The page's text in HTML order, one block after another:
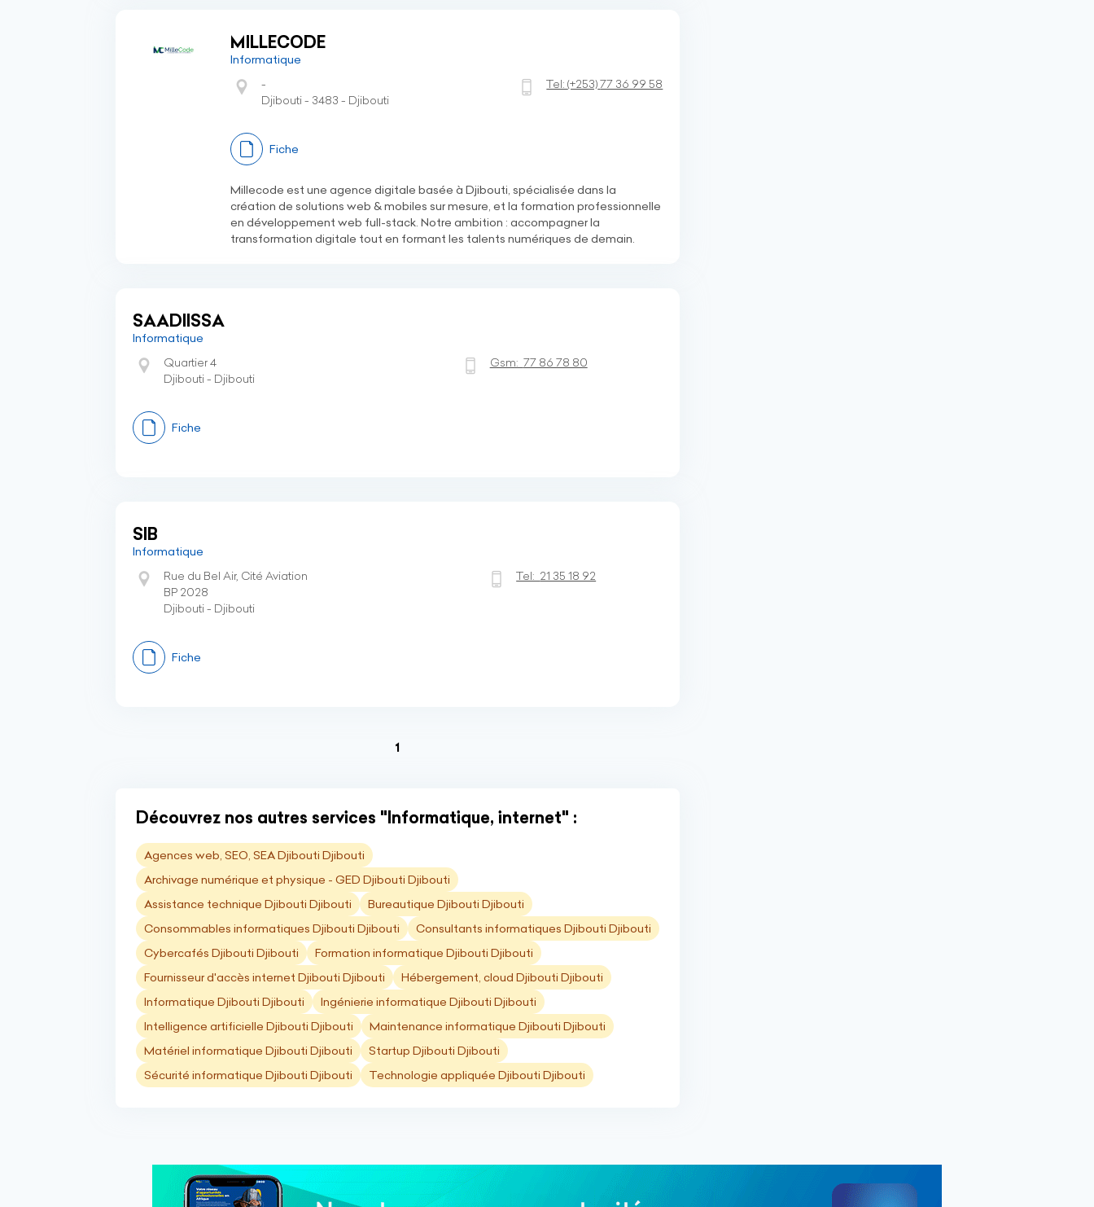
MILLECODE
Informatique
-
Djibouti - 3483 - Djibouti
Tel:(+253)77 36 99 58
Fiche
Millecode est une agence digitale basée à Djibouti, spécialisée dans la
création de solutions web & mobiles sur mesure, et la formation professionnelle
en développement web full-stack. Notre ambition : accompagner la
transformation digitale tout en formant les talents numériques de demain.
SAADIISSA
Informatique
Quartier 4
Djibouti - Djibouti
Gsm: 77 86 78 80
Fiche
SIB
Informatique
Rue du Bel Air, Cité Aviation
BP 2028
Djibouti - Djibouti
Tel: 21 35 18 92
Fiche
1(current)
Découvrez nos autres services "Informatique, internet" :
Agences web, SEO, SEA Djibouti Djibouti
Archivage numérique et physique - GED Djibouti Djibouti
Assistance technique Djibouti Djibouti
Bureautique Djibouti Djibouti
Consommables informatiques Djibouti Djibouti
Consultants informatiques Djibouti Djibouti
Cybercafés Djibouti Djibouti
Formation informatique Djibouti Djibouti
Fournisseur d'accès internet Djibouti Djibouti
Hébergement, cloud Djibouti Djibouti
Informatique Djibouti Djibouti
Ingénierie informatique Djibouti Djibouti
Intelligence artificielle Djibouti Djibouti
Maintenance informatique Djibouti Djibouti
Matériel informatique Djibouti Djibouti
Startup Djibouti Djibouti
Sécurité informatique Djibouti Djibouti
Technologie appliquée Djibouti Djibouti